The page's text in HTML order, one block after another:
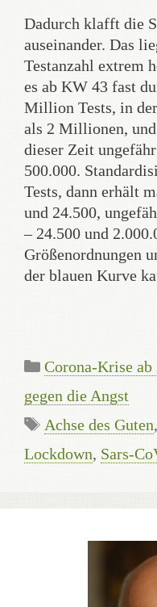
Dadurch klafft die
auseinander. Das
Testanzahl extrem
es ab KW 43 fast
Million Tests, in
als 2 Millionen,
dieser Zeit
500.000.
Tests, dann erhält
und 24.500,
– 24.500 und
Größenordnungen
der blauen Kurve
Kategorien
Corona-Krise ab
gegen die Angst
Schlagwörter
Achse des Guten,
Lockdown, Sars-